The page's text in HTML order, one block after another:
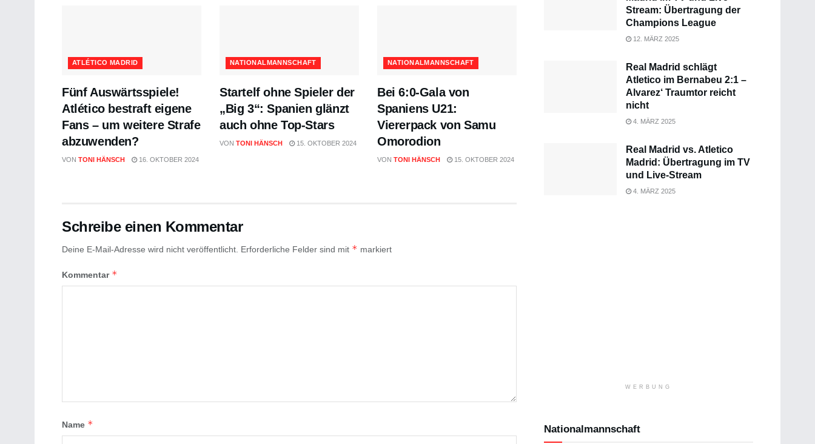
ATLÉTICO MADRID
Fünf Auswärtsspiele!
Atlético bestraft eigene
Fans – um weitere Strafe
abzuwenden?
VON TONI HÄNSCH 16. OKTOBER 2024
NATIONALMANNSCHAFT
Startelf ohne Spieler der
„Big 3“: Spanien glänzt
auch ohne Top-Stars
VON TONI HÄNSCH 15. OKTOBER 2024
NATIONALMANNSCHAFT
Bei 6:0-Gala von
Spaniens U21:
Viererpack von Samu
Omorodion
VON TONI HÄNSCH 15. OKTOBER 2024
Schreibe einen Kommentar
Deine E-Mail-Adresse wird nicht veröffentlicht. Erforderliche Felder sind mit * markiert
Kommentar *
Name *
Stream: Übertragung der
Champions League
12. MÄRZ 2025
Real Madrid schlägt
Atletico im Bernabeu 2:1 –
Alvarez‘ Traumtor reicht
nicht
4. MÄRZ 2025
Real Madrid vs. Atletico
Madrid: Übertragung im TV
und Live-Stream
4. MÄRZ 2025
WERBUNG
Nationalmannschaft